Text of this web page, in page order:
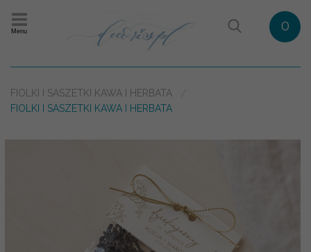
Menu 0
FIOLKI I SASZETKI KAWA I HERBATA
FIOLKI I SASZETKI KAWA I HERBATA